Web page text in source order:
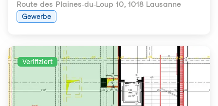
Route des Plaines-du-Loup 10, 1018 Lausanne
Gewerbe
Verifiziert